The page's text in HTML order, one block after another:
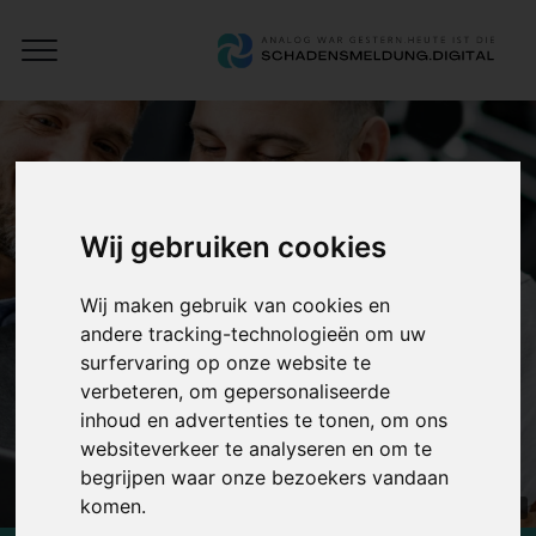
Wij gebruiken cookies
Wij maken gebruik van cookies en
andere tracking-technologieën om uw
surfervaring op onze website te
verbeteren, om gepersonaliseerde
inhoud en advertenties te tonen, om ons
websiteverkeer te analyseren en om te
begrijpen waar onze bezoekers vandaan
komen.
Open